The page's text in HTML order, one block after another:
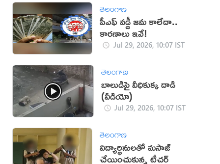
తెలంగాణ
పీఎఫ్ వడ్డీ జమ కాలేదా..
కారణాలు ఇవే!
Jul 29, 2026, 10:07 IST
తెలంగాణ
బాలుడిపై వీధికుక్క దాడి
(వీడియో)
Jul 29, 2026, 10:07 IST
తెలంగాణ
విద్యార్థినులతో మసాజ్
చేయించుకున్న టీచర్